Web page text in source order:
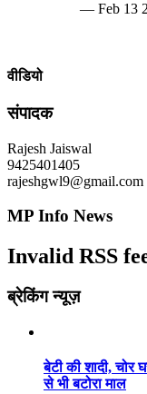
— Feb 13
वीडियो
संपादक
Rajesh Jaiswal
9425401405
rajeshgwl9@gmail.com
MP Info News
Invalid RSS
ब्रेकिंग न्यूज़
बेटी की शादी,
से भी बटोरा माल